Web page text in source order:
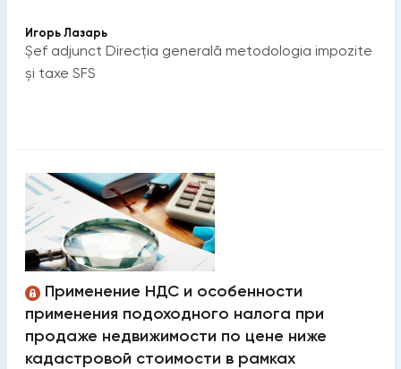
Игорь Лазарь
Șef adjunct Direcția generală metodologia impozite
și taxe SFS
Применение НДС и особенности
применения подоходного налога при
продаже недвижимости по цене ниже
кадастровой стоимости в рамках